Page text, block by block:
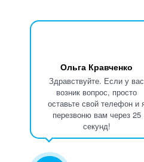
Ольга Кравченко
Здравствуйте. Если у вас
возник вопрос, просто
оставьте свой телефон и
перезвоню вам через 25
секунд!